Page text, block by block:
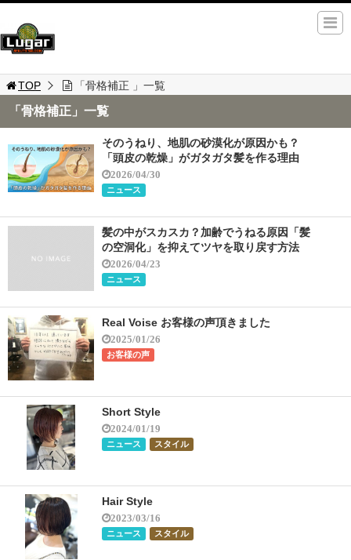
TOP 「骨格補正 」一覧
「骨格補正」一覧
そのうねり、地肌の砂漠化が原因かも？
「頭皮の乾燥」がガタガタ髪を作る理由
2026/04/30
ニュース
髪の中がスカスカ？加齢でうねる原因「髪
の空洞化」を抑えてツヤを取り戻す方法
2026/04/23
ニュース
Real Voise お客様の声頂きました
2025/01/26
お客様の声
Short Style
2024/01/19
ニュース スタイル
Hair Style
2023/03/16
ニュース スタイル